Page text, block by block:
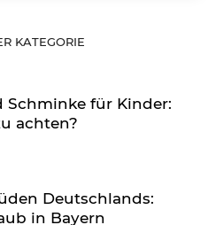
KATEGORIE
Schminke für Kinder:
achten?
Deutschlands:
in Bayern